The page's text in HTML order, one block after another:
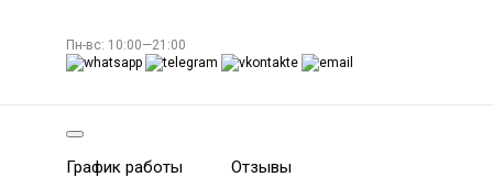
Пн-вс: 10:00—21:00
График работы Отзывы